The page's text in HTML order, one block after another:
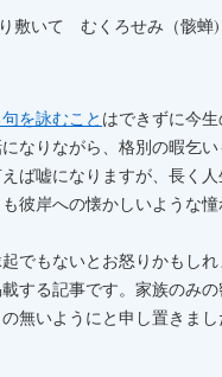
敷いて むくろせみ（骸蝉)
を詠むこと はできずに今生
なりながら、格別の暇乞
ば嘘になりますが、長く
彼岸への懐かしいような憧
でもないとお怒りかもし
する記事です。家族のみ
無いようにと申し置きま